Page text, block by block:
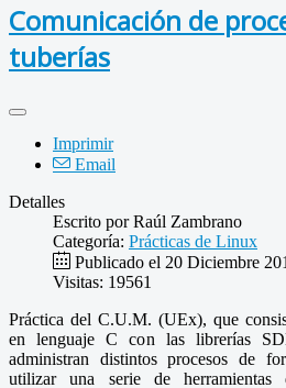
Comunicación de
tuberías
Imprimir
Email
Detalles
Escrito porRaúl Zambrano
Categoría: Prácticas de Linux
Publicado el 20 Diciembre
Visitas: 19561
Práctica del C.U.M. (UEx), que
en lenguaje C con las librerías
administran distintos procesos de
utilizar una serie de herramientas